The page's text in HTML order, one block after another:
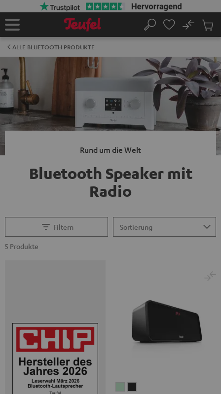
Startseite
Suche
No
ALLE BLUETOOTH PRODUKTE
Rund um die Welt
Bluetooth Speaker mit
Radio
Filtern
5 Produkte